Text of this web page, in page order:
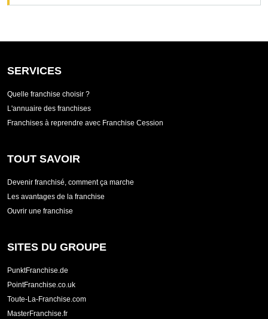
SERVICES
Quelle franchise choisir ?
L'annuaire des franchises
Franchises à reprendre avec Franchise Cession
TOUT SAVOIR
Devenir franchisé, comment ça marche
Les avantages de la franchise
Ouvrir une franchise
SITES DU GROUPE
PunktFranchise.de
PointFranchise.co.uk
Toute-La-Franchise.com
MasterFranchise.fr